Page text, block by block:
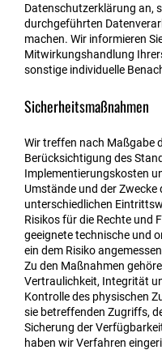
Datenschutzerklärung an,
durchgeführten
machen. Wir informieren
Mitwirkungshandlung
sonstige individuelle
Sicherheitsmaßnahmen
Wir treffen nach Maßgabe
Berücksichtigung des
Implementierungskosten
Umstände und der
unterschiedlichen
Risikos für die Rechte und
geeignete technische und
ein dem Risiko
Zu den Maßnahmen
Vertraulichkeit, Integrität
Kontrolle des physischen
sie betreffenden Zugriffs,
Sicherung der
haben wir Verfahren